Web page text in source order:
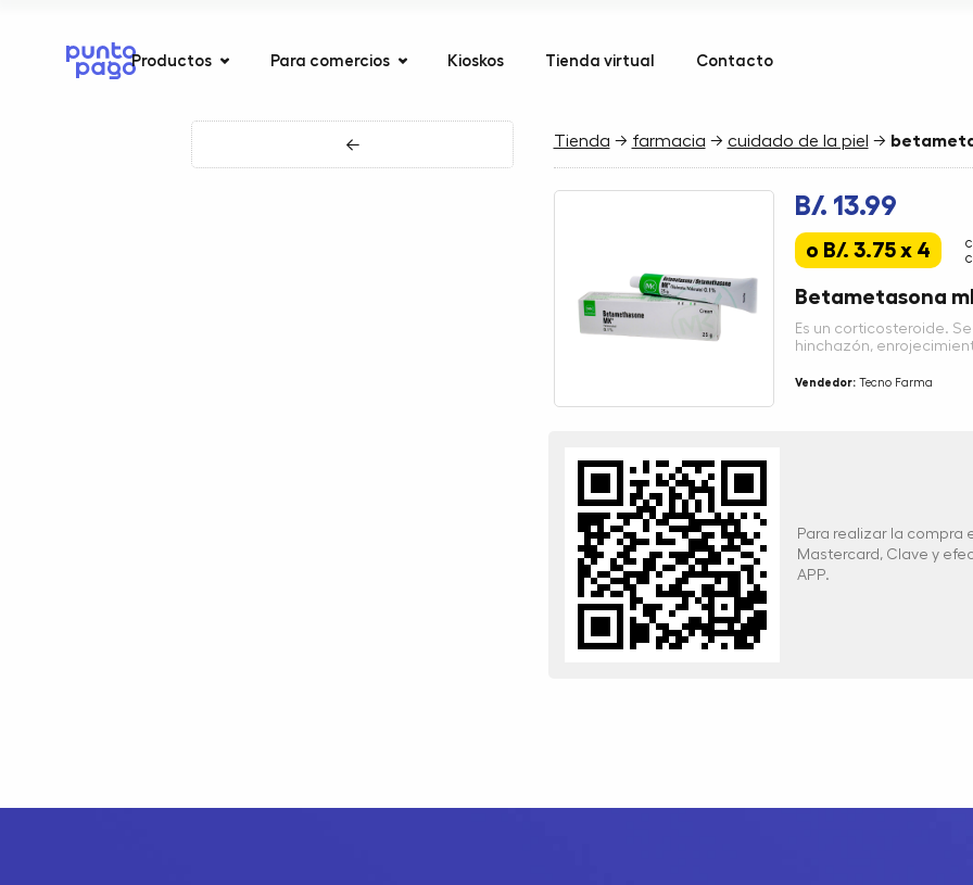
Productos Para comercios Kioskos Tienda virtual Contacto
← Tienda → farmacia → cuidado de la piel →
B/. 13.99
o B/. 3.75 x 4
Betametasona
Es un corticosteroide.
hinchazón,
Vendedor:Tecno Farma
Para realizar la compra
Mastercard, Clave y
APP.